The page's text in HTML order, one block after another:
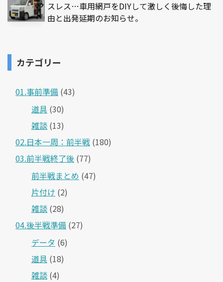
スレス…車用網戸をDIYして激しく後悔した理
由と出発延期のお知らせ。
カテゴリー
01.事前準備 (43)
道具 (30)
雑談 (13)
02.日本一周：前半戦 (180)
03.前半戦終了後 (77)
前半戦まとめ (47)
片付け (2)
雑談 (28)
04.後半戦準備 (27)
データ (6)
道具 (18)
雑談 (4)